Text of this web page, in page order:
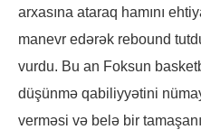
arxasına ataraq hamını
manevr edərək rebound
vurdu. Bu an Foksun
düşünmə qabiliyyətini
verməsi və belə bir